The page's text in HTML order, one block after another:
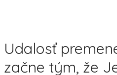
Udalosť
začne tým, že